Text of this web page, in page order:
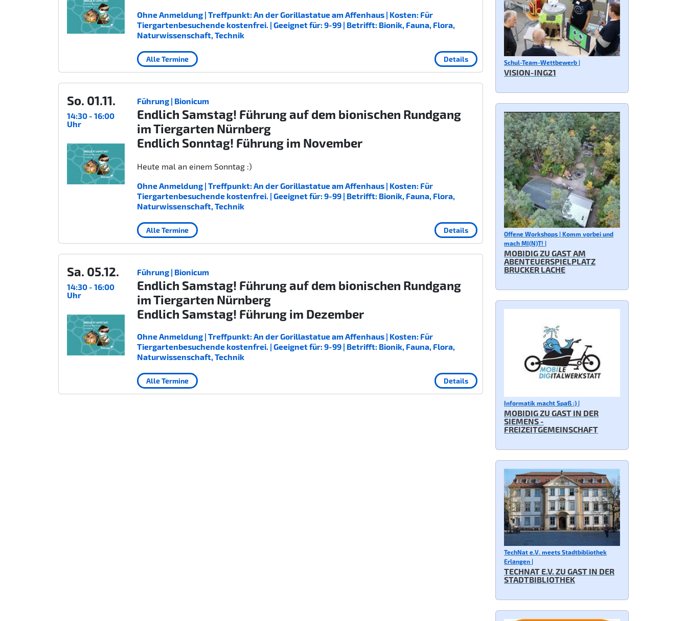
Ohne Anmeldung | Treffpunkt: An der Gorillastatue am Affenhaus | Kosten: Für
Tiergartenbesuchende kostenfrei. | Geeignet für: 9-99 | Betrifft: Bionik, Fauna, Flora,
Naturwissenschaft, Technik
Details
Alle Termine
So. 01.11.
14:30 - 16:00
Uhr
Führung | Bionicum
Endlich Samstag! Führung auf dem bionischen Rundgang
im Tiergarten Nürnberg
Endlich Sonntag! Führung im November
Heute mal an einem Sonntag :)
Ohne Anmeldung | Treffpunkt: An der Gorillastatue am Affenhaus | Kosten: Für
Tiergartenbesuchende kostenfrei. | Geeignet für: 9-99 | Betrifft: Bionik, Fauna, Flora,
Naturwissenschaft, Technik
Details
Alle Termine
Sa. 05.12.
14:30 - 16:00
Uhr
Führung | Bionicum
Endlich Samstag! Führung auf dem bionischen Rundgang
im Tiergarten Nürnberg
Endlich Samstag! Führung im Dezember
Ohne Anmeldung | Treffpunkt: An der Gorillastatue am Affenhaus | Kosten: Für
Tiergartenbesuchende kostenfrei. | Geeignet für: 9-99 | Betrifft: Bionik, Fauna, Flora,
Naturwissenschaft, Technik
Details
Alle Termine
Schul-Team-Wettbewerb |
VISION-ING21
Offene Workshops | Komm vorbei und
mach MI(N)T! |
MOBIDIG ZU GAST AM
ABENTEUERSPIELPLATZ
BRUCKER LACHE
Informatik macht Spaß :) |
MOBIDIG ZU GAST IN DER
SIEMENS -
FREIZEITGEMEINSCHAFT
TechNat e.V. meets Stadtbibliothek
Erlangen |
TECHNAT E.V. ZU GAST IN DER
STADTBIBLIOTHEK